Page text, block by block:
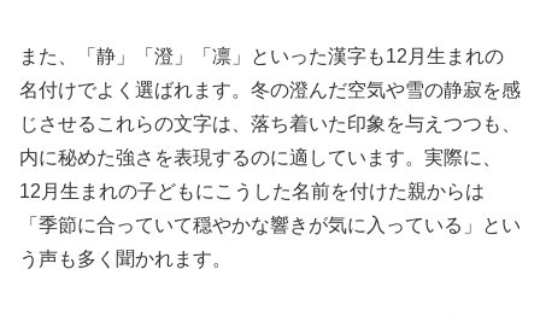
また、「静」「澄」「凛」といった漢字も12月生まれの
名付けでよく選ばれます。冬の澄んだ空気や雪の静寂を感
じさせるこれらの文字は、落ち着いた印象を与えつつも、
内に秘めた強さを表現するのに適しています。実際に、
12月生まれの子どもにこうした名前を付けた親からは
「季節に合っていて穏やかな響きが気に入っている」とい
う声も多く聞かれます。